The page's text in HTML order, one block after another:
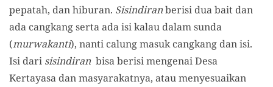
pepatah, dan hiburan. Sisindiranberisi dua bait dan
ada cangkang serta ada isi kalau dalam sunda
(murwakanti), nanti calung masuk cangkang dan isi.
Isi dari sisindiran bisa berisi mengenai Desa
Kertayasa dan masyarakatnya, atau menyesuaikan